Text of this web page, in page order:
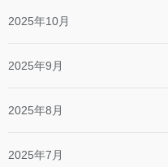
2025年10月
2025年9月
2025年8月
2025年7月